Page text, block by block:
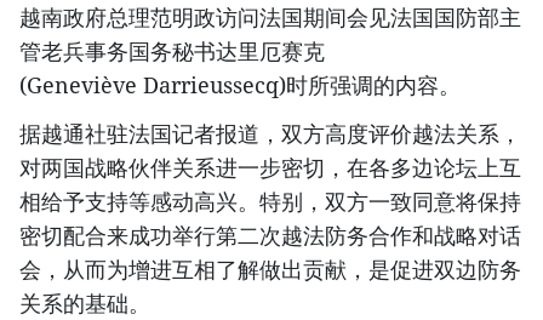
越南政府总理范明政访问法国期间会见法国国防部主
管老兵事务国务秘书达里厄赛克
(Geneviève Darrieussecq)时所强调的内容。
据越通社驻法国记者报道，双方高度评价越法关系，
对两国战略伙伴关系进一步密切，在各多边论坛上互
相给予支持等感动高兴。特别，双方一致同意将保持
密切配合来成功举行第二次越法防务合作和战略对话
会，从而为增进互相了解做出贡献，是促进双边防务
关系的基础。